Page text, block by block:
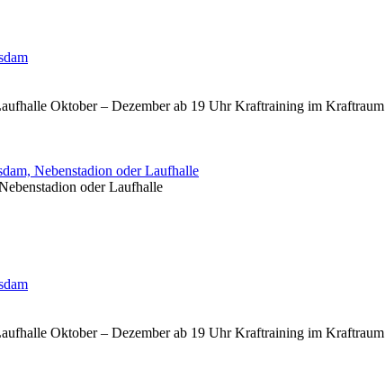
Oktober – Dezember ab 19 Uhr Kraftraining im Kraftraum
Nebenstadion oder Laufhalle
oder Laufhalle
Oktober – Dezember ab 19 Uhr Kraftraining im Kraftraum